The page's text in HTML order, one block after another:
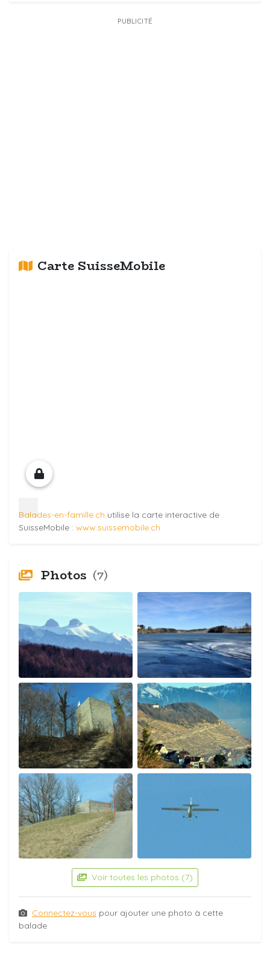
PUBLICITÉ
Carte SuisseMobile
Balades-en-famille.ch utilise la carte interactive de
SuisseMobile : www.suissemobile.ch
Photos (7)
Voir toutes les photos (7)
Connectez-vous pour ajouter une photo à cette
balade.